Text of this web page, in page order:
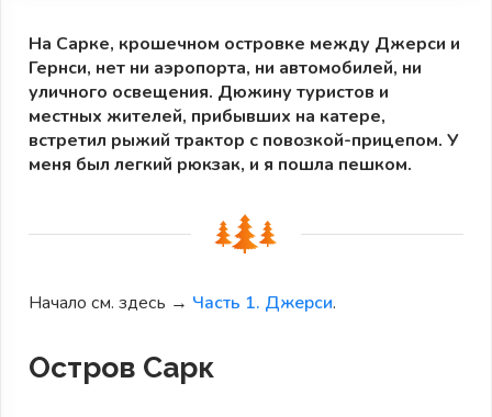
На Сарке, крошечном островке между Джерси и
Гернси, нет ни аэропорта, ни автомобилей, ни
уличного освещения. Дюжину туристов и
местных жителей, прибывших на катере,
встретил рыжий трактор с повозкой-прицепом. У
меня был легкий рюкзак, и я пошла пешком.
Начало см. здесь → Часть 1. Джерси.
Остров Сарк